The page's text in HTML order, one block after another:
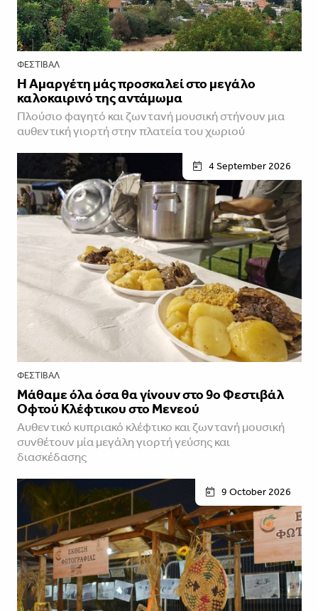
ΦΕΣΤΙΒΑΛ
Η Αμαργέτη μάς προσκαλεί στο μεγάλο
καλοκαιρινό της αντάμωμα
Πλούσιο φαγητό και ζωντανή μουσική στήνουν μια
αυθεντική γιορτή στην πλατεία του χωριού
4 September 2026
ΦΕΣΤΙΒΑΛ
Μάθαμε όλα όσα θα γίνουν στο 9ο Φεστιβάλ
Οφτού Κλέφτικου στο Μενεού
Αυθεντικό κυπριακό κλέφτικο και ζωντανή μουσική
συνθέτουν μία μεγάλη γιορτή γεύσης και
διασκέδασης
9 October 2026